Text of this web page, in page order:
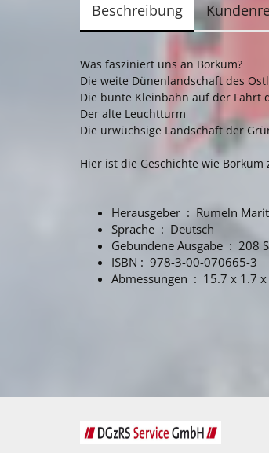
Beschreibung
​Was fasziniert uns an Borkum?
Die weite Dünenlandschaft des
Die bunte Kleinbahn auf der Fahrt
Der alte Leuchtturm
Die urwüchsige Landschaft der
Hier ist die Geschichte wie
Herausgeber ‏ :
Sprache ‏ : ‎ Deutsch
Gebundene
ISBN‏ : ‎ 978-3-00-070665-3
Abmessungen ‏ : ‎ 15.7